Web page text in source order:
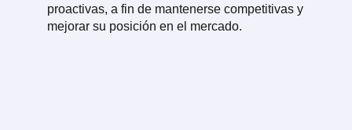
proactivas, a fin de mantenerse competitivas y
mejorar su posición en el mercado.